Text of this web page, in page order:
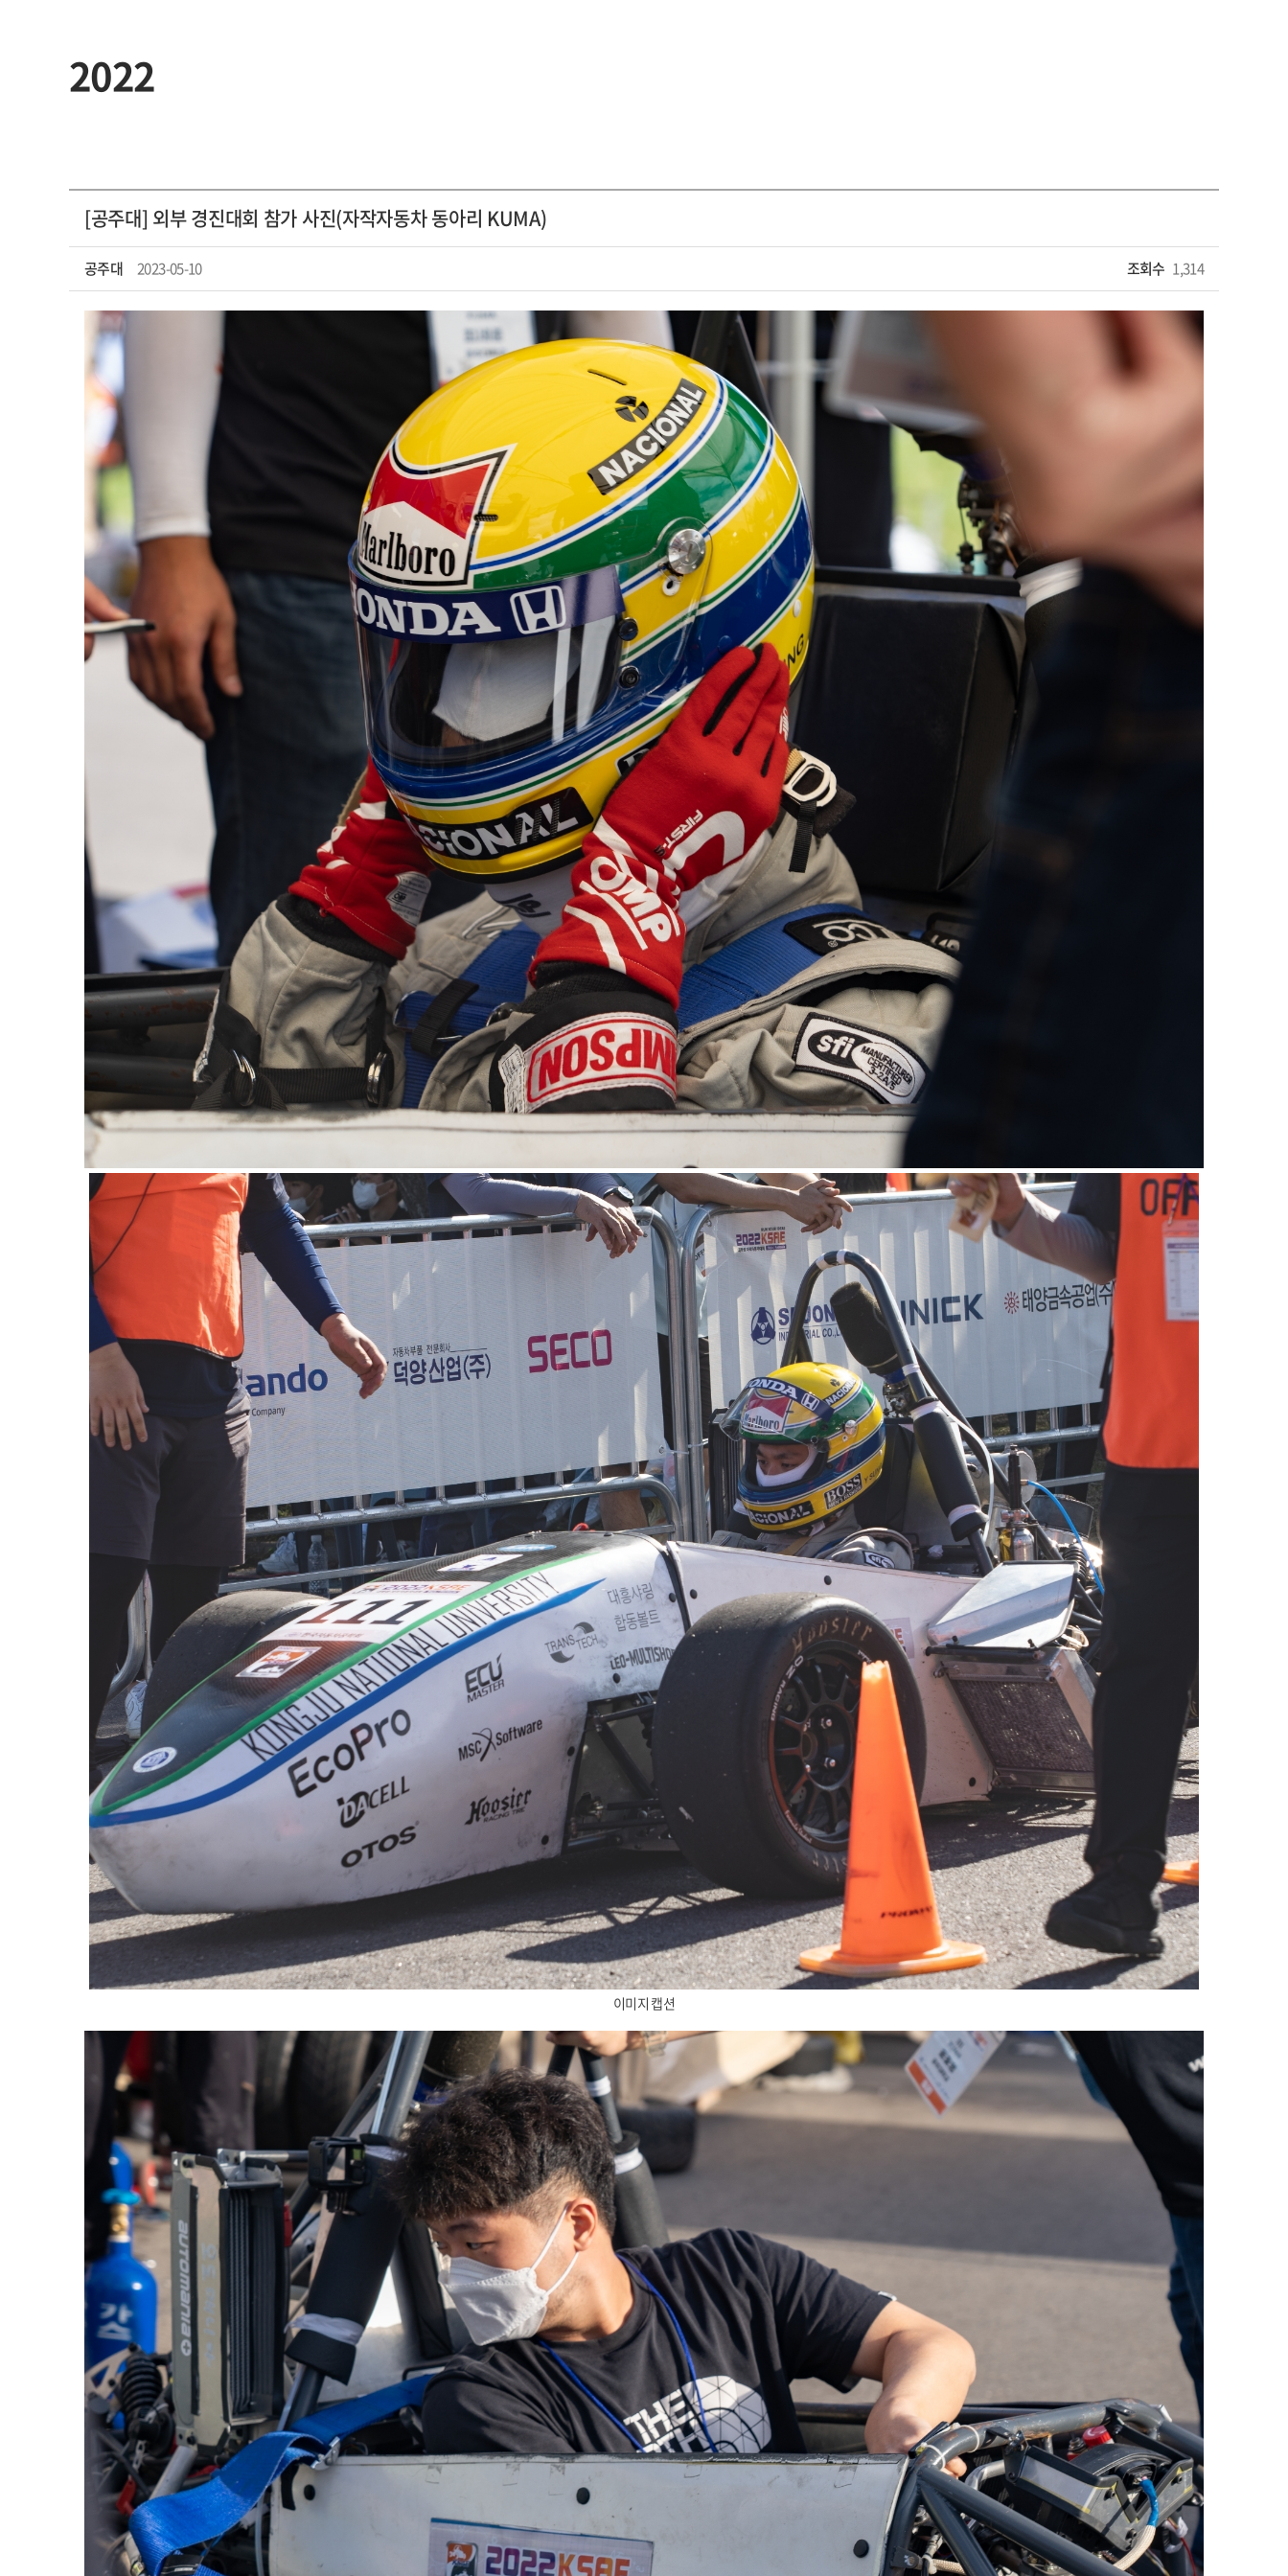
2022
[공주대] 외부 경진대회 참가 사진(자작자동차 동아리 KUMA)
공주대 2023-05-10 조회수 1,314
이미지 캡션